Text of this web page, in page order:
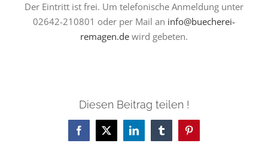
Der Eintritt ist frei. Um telefonische Anmeldung unter
02642-210801 oder per Mail an info@buecherei-
remagen.de wird gebeten.
Diesen Beitrag teilen !
Facebook
X LinkedInTumblrPinterest